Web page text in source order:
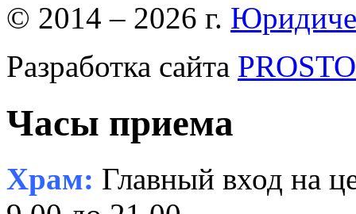
© 2014 – 2026 г.
Разработка сайта
Часы приема
Храм: Главный вход на